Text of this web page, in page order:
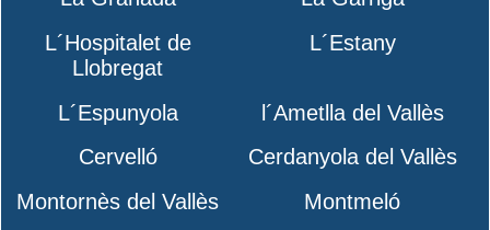
L´Hospitalet de
Llobregat
L´Estany
L´Espunyola
l´Ametlla del Vallès
Cervelló
Cerdanyola del Vallès
Montornès del Vallès
Montmeló